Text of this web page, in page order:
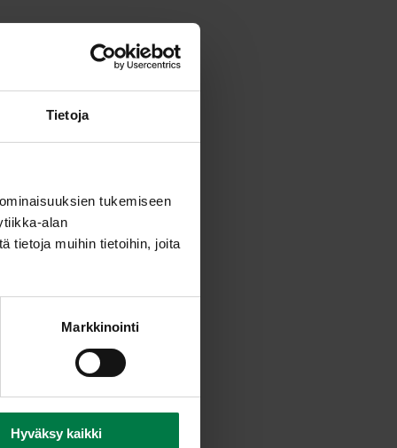
Tietoja
tukemiseen
alan
tietoja muihin tietoihin, joita
Markkinointi
Hyväksy kaikki
sauvasekoittimella
ja tarjoile korkeista